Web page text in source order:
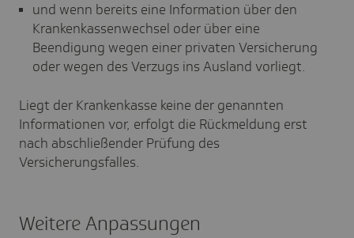
und wenn bereits eine Information über den
Krankenkassenwechsel oder über eine
Beendigung wegen einer privaten Versicherung
oder wegen des Verzugs ins Ausland vorliegt.
Liegt der Krankenkasse keine der genannten
Informationen vor, erfolgt die Rückmeldung erst
nach abschließender Prüfung des
Versicherungsfalles.
Weitere Anpassungen